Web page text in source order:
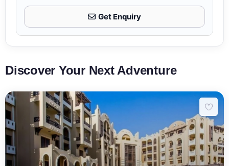
Get Enquiry
Discover Your Next Adventure